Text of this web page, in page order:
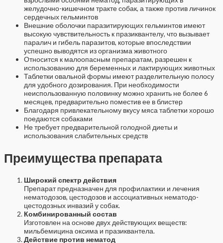
желудочно-кишечном тракте собак, а также против личинок
сердечных гельминтов
Внешние оболочки паразитирующих гельминтов имеют
высокую чувствительность к празиквантелу, что вызывает
паралич и гибель паразитов, которые впоследствии
успешно выводятся из организма животного
Относится к малоопасным препаратам, разрешен к
использованию для беременных и лактирующих животных
Таблетки овальной формы имеют разделительную полосу
для удобного дозирования. При необходимости
неиспользованную половинку можно хранить не более 6
месяцев, предварительно поместив ее в блистер
Благодаря привлекательному вкусу мяса таблетки хорошо
поедаются собаками
Не требует предварительной голодной диеты и
использования слабительных средств
Преимущества препарата
Широкий спектр действия
Препарат предназначен для профилактики и лечения
нематодозов, цестодозов и ассоциативных нематодо-
цестодозных инвазий у собак.
Комбинированный состав
Изготовлен на основе двух действующих веществ:
мильбемицина оксима и празиквантела.
Действие против нематод